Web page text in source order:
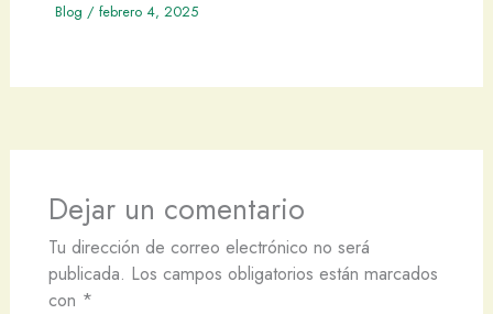
Blog / febrero 4, 2025
Dejar un comentario
Tu dirección de correo electrónico no será
publicada. Los campos obligatorios están marcados
con *